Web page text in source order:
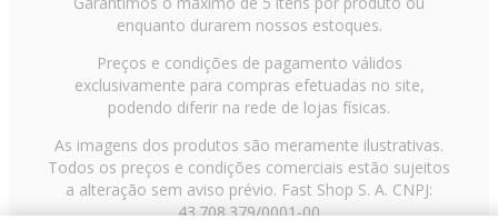
enquanto durarem nossos estoques.
Preços e condições de pagamento válidos
exclusivamente para compras efetuadas no site,
podendo diferir na rede de lojas físicas.
As imagens dos produtos são meramente ilustrativas.
Todos os preços e condições comerciais estão sujeitos
a alteração sem aviso prévio. Fast Shop S. A. CNPJ:
43.708.379/0001-00